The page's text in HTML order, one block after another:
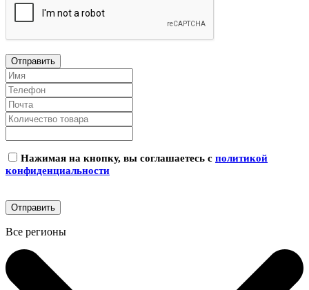
Нажимая на кнопку, вы соглашаетесь с политикой
конфиденциальности
Все регионы